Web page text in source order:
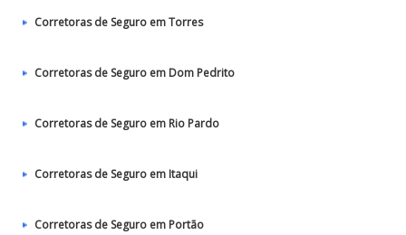
Corretoras de Seguro em Torres
Corretoras de Seguro em Dom Pedrito
Corretoras de Seguro em Rio Pardo
Corretoras de Seguro em Itaqui
Corretoras de Seguro em Portão